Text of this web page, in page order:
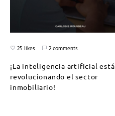
25 likes
2 comments
¡La inteligencia artificial está
revolucionando el sector
inmobiliario!